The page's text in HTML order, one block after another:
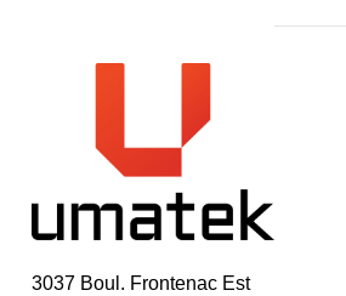
3037 Boul. Frontenac Est